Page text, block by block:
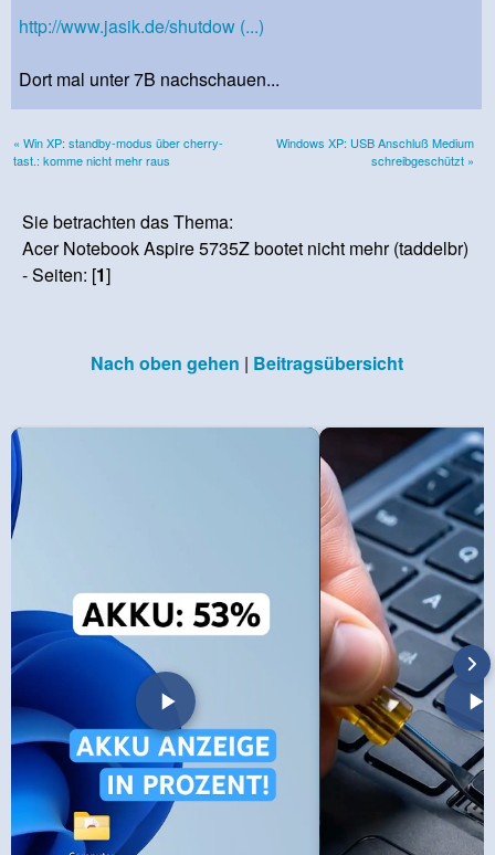
http://www.jasik.de/shutdow (...)
Dort mal unter 7B nachschauen...
« Win XP: standby-modus über cherry-
tast.: komme nicht mehr raus
Windows XP: USB Anschluß Medium
schreibgeschützt »
Sie betrachten das Thema:
Acer Notebook Aspire 5735Z bootet nicht mehr (taddelbr)
- Seiten: [1]
Nach oben gehen | Beitragsübersicht